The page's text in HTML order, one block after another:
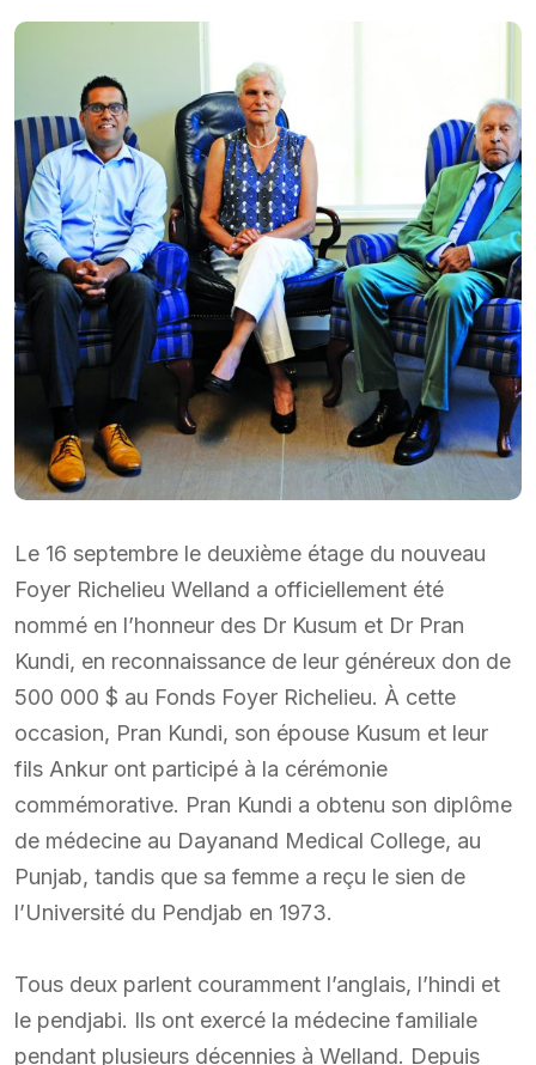
Le 16 septembre le deuxième étage du nouveau
Foyer Richelieu Welland a officiellement été
nommé en l’honneur des Dr Kusum et Dr Pran
Kundi, en reconnaissance de leur généreux don de
500 000 $ au Fonds Foyer Richelieu. À cette
occasion, Pran Kundi, son épouse Kusum et leur
fils Ankur ont participé à la cérémonie
commémorative. Pran Kundi a obtenu son diplôme
de médecine au Dayanand Medical College, au
Punjab, tandis que sa femme a reçu le sien de
l’Université du Pendjab en 1973.
Tous deux parlent couramment l’anglais, l’hindi et
le pendjabi. Ils ont exercé la médecine familiale
pendant plusieurs décennies à Welland. Depuis